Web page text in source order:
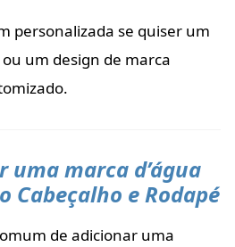
personalizada se quiser um
um design de marca
uma marca d’água
Cabeçalho e Rodapé
de adicionar uma